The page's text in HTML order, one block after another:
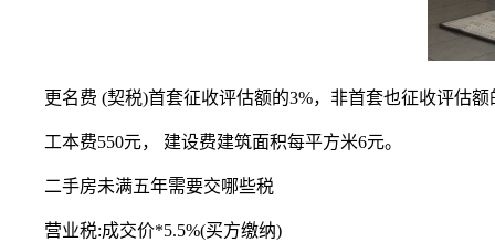
更名费 (契税)首套征收评估额的3%，非首套也征收评估额
工本费550元， 建设费建筑面积每平方米6元。
二手房未满五年需要交哪些税
营业税:成交价*5.5%(买方缴纳)